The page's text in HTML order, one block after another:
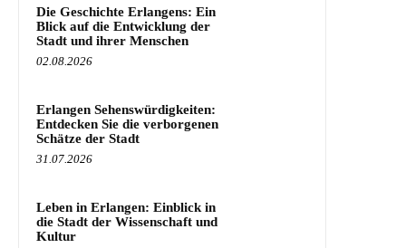
Die Geschichte Erlangens: Ein
Blick auf die Entwicklung der
Stadt und ihrer Menschen
02.08.2026
Erlangen Sehenswürdigkeiten:
Entdecken Sie die verborgenen
Schätze der Stadt
31.07.2026
Leben in Erlangen: Einblick in
die Stadt der Wissenschaft und
Kultur